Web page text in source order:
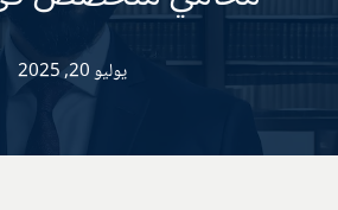
يوليو 20, 2025